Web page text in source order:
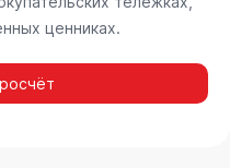
ценниках.